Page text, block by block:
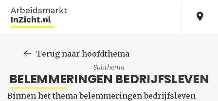
Terug naar hoofdthema
Subthema
BELEMMERINGEN BEDRIJFSLEVEN
Binnen het thema belemmeringen bedrijfsleven